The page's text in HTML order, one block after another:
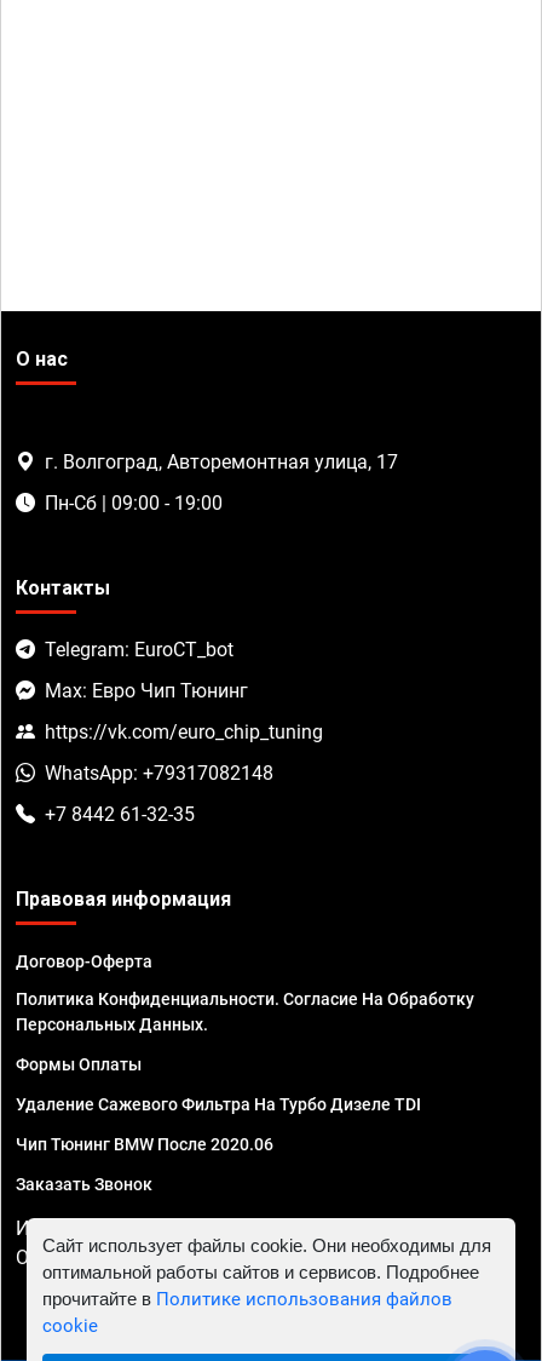
О нас
г. Волгоград, Авторемонтная улица, 17
Пн-Сб | 09:00 - 19:00
Контакты
Telegram: EuroCT_bot
Max: Евро Чип Тюнинг
https://vk.com/euro_chip_tuning
WhatsApp: +79317082148
+7 8442 61-32-35
Правовая информация
Договор-Оферта
Политика Конфиденциальности. Согласие На Обработку
Персональных Данных.
Формы Оплаты
Удаление Сажевого Фильтра На Турбо Дизеле TDI
Чип Тюнинг BMW После 2020.06
Заказать Звонок
ИП Смирнов Георгий Павлович. ИНН 781302555843,
ОГРНИП 324470400032610
Сайт использует файлы cookie. Они необходимы для
оптимальной работы сайтов и сервисов. Подробнее
прочитайте в Политике использования файлов
cookie